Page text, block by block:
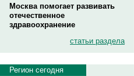
Москва помогает развивать
отечественное
здравоохранение
статьи раздела
Регион сегодня